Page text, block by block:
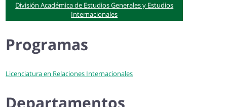
División Académica de Estudios Generales y Estudios
Internacionales
Programas
Licenciatura en Relaciones Internacionales
Departamentos